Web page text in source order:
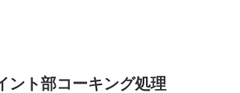
ント部コーキング処理